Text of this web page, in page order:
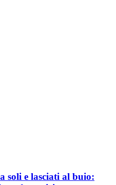
soli e lasciati al buio: